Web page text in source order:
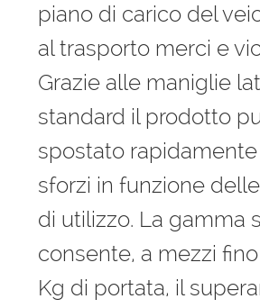
piano di carico del
al trasporto merci e
Grazie alle maniglie
standard il prodotto
spostato
sforzi in funzione
di utilizzo. La gamma
consente, a mezzi
Kg di portata, il